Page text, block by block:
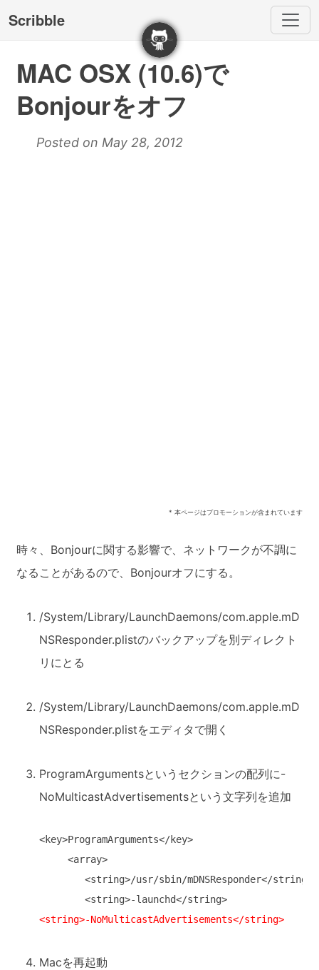
Scribble
MAC OSX (10.6)で
Bonjourをオフ
Posted on May 28, 2012
* 本ページはプロモーションが含まれています
時々、Bonjourに関する影響で、ネットワークが不調に
なることがあるので、Bonjourオフにする。
/System/Library/LaunchDaemons/com.apple.mD
NSResponder.plistのバックアップを別ディレクト
リにとる
/System/Library/LaunchDaemons/com.apple.mD
NSResponder.plistをエディタで開く
ProgramArgumentsというセクションの配列に-
NoMulticastAdvertisementsという文字列を追加
<key>ProgramArguments</key>
<array>
<string>/usr/sbin/mDNSResponder</string>
<string>-NoMulticastAdvertisements</string>
Macを再起動